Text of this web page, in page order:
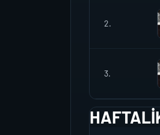
2.
3.